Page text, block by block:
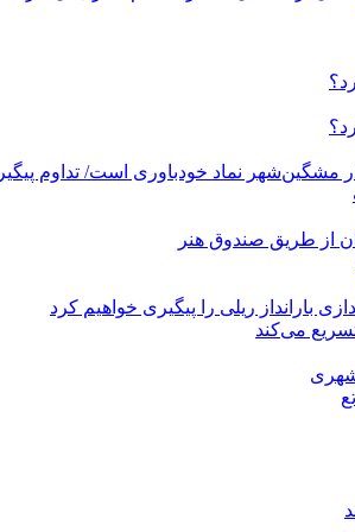
مشگین‌شهر نماد خودباوری است/ تداوم
بارانداز ریلی را پیگیری خواهیم کرد
می‌کند
شهری